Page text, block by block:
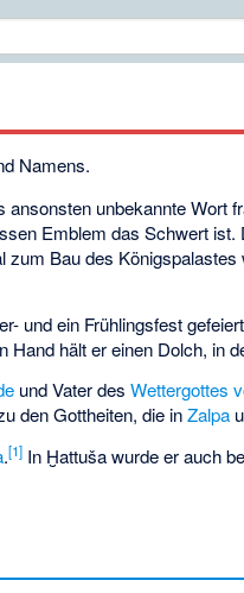
Namens.
ansonsten unbekannte Wort
Emblem das Schwert ist.
Bau des
und ein Frühlingsfest
hält er einen Dolch, in
und Vater desWettergottes
den Gottheiten, die inZalpa
.[1] In Ḫattuša wurde er auch